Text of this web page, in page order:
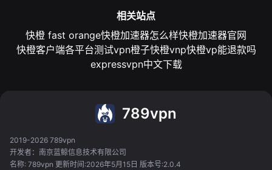
相关站点
快橙 fast orange快橙加速器怎么样快橙加速器官网
快橙客户端各平台测试vpn橙子快橙vnp快橙vp能退款吗
expressvpn中文下载
789vpn
2019-2026 789vpn
开发者：南京蓝鲸信息技术有限公司
名称: 789vpn 更新时间:2026年5月15日 版本号:2.0.4